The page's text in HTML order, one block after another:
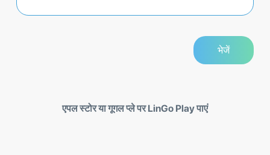
एपल स्टोर या गूगल प्ले पर LinGo Play पाएं